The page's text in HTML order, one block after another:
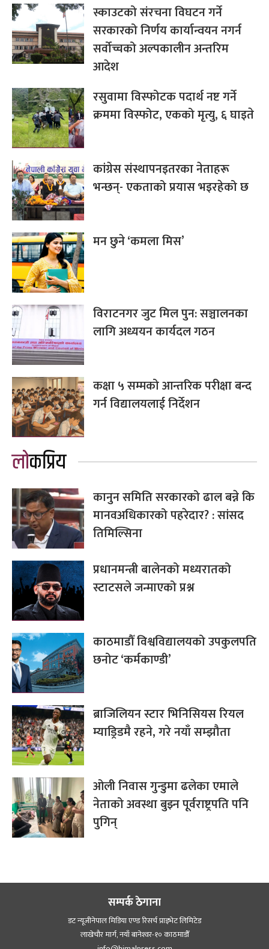
स्काउटको संरचना विघटन गर्ने
सरकारको निर्णय कार्यान्वयन नगर्न
सर्वोच्चको अल्पकालीन अन्तरिम
आदेश
रसुवामा विस्फोटक पदार्थ नष्ट गर्ने
क्रममा विस्फोट, एकको मृत्यु, ६ घाइते
कांग्रेस संस्थापनइतरका नेताहरू
भन्छन्- एकताको प्रयास भइरहेको छ
मन छुने ‘कमला मिस’
विराटनगर जुट मिल पुन: सञ्चालनका
लागि अध्ययन कार्यदल गठन
कक्षा ५ सम्मको आन्तरिक परीक्षा बन्द
गर्न विद्यालयलाई निर्देशन
लोकप्रिय
कानुन समिति सरकारको ढाल बन्ने कि
मानवअधिकारको पहरेदार? : सांसद
तिमिल्सिना
प्रधानमन्त्री बालेनको मध्यरातको
स्टाटसले जन्माएको प्रश्न
काठमाडौँ विश्वविद्यालयको उपकुलपति
छनोट ‘कर्मकाण्डी’
ब्राजिलियन स्टार भिनिसियस रियल
म्याड्रिडमै रहने, गरे नयाँ सम्झौता
ओली निवास गुन्डुमा ढलेका एमाले
नेताको अवस्था बुझ्न पूर्वराष्ट्रपति पनि
पुगिन्
सम्पर्क ठेगाना
डट न्यूजीनेपाल मिडिया एण्ड रिसर्च प्राइभेट लिमिटेड
लाखेचौर मार्ग, नयाँ बानेश्‍वर-१० काठमाडौँ